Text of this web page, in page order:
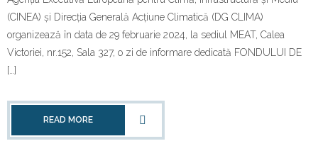
(CINEA) și Direcția Generală Acțiune Climatică (DG CLIMA)
organizează în data de 29 februarie 2024, la sediul MEAT, Calea
Victoriei, nr.152, Sala 327, o zi de informare dedicată FONDULUI DE
[…]
READ MORE